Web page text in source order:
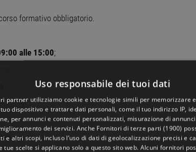
formativo obbligatorio.
alle 15:00;
.
Uso responsabile dei tuoi dati
partner utilizziamo cookie e tecnologie simili per memorizzare
dispositivo e trattare dati personali, come il tuo indirizzo IP,
per annunci e contenuti personalizzati, misurazione di
dei servizi. Anche Fornitori di terze parti (1900)
e altri scopi, incluso l’uso di dati di geolocalizzazione precisi e
tue scelte si applicano solo a questo sito web. Alcuni fornitori